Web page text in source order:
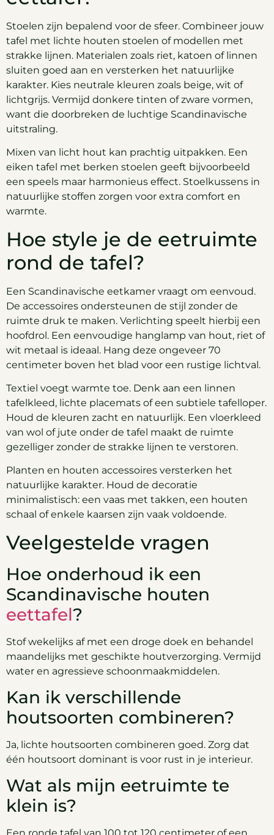
Stoelen zijn bepalend voor de sfeer. Combineer jouw
tafel met lichte houten stoelen of modellen met
strakke lijnen. Materialen zoals riet, katoen of linnen
sluiten goed aan en versterken het natuurlijke
karakter. Kies neutrale kleuren zoals beige, wit of
lichtgrijs. Vermijd donkere tinten of zware vormen,
want die doorbreken de luchtige Scandinavische
uitstraling.
Mixen van licht hout kan prachtig uitpakken. Een
eiken tafel met berken stoelen geeft bijvoorbeeld
een speels maar harmonieus effect. Stoelkussens in
natuurlijke stoffen zorgen voor extra comfort en
warmte.
Hoe style je de eetruimte
rond de tafel?
Een Scandinavische eetkamer vraagt om eenvoud.
De accessoires ondersteunen de stijl zonder de
ruimte druk te maken. Verlichting speelt hierbij een
hoofdrol. Een eenvoudige hanglamp van hout, riet of
wit metaal is ideaal. Hang deze ongeveer 70
centimeter boven het blad voor een rustige lichtval.
Textiel voegt warmte toe. Denk aan een linnen
tafelkleed, lichte placemats of een subtiele tafelloper.
Houd de kleuren zacht en natuurlijk. Een vloerkleed
van wol of jute onder de tafel maakt de ruimte
gezelliger zonder de strakke lijnen te verstoren.
Planten en houten accessoires versterken het
natuurlijke karakter. Houd de decoratie
minimalistisch: een vaas met takken, een houten
schaal of enkele kaarsen zijn vaak voldoende.
Veelgestelde vragen
Hoe onderhoud ik een
Scandinavische houten
eettafel?
Stof wekelijks af met een droge doek en behandel
maandelijks met geschikte houtverzorging. Vermijd
water en agressieve schoonmaakmiddelen.
Kan ik verschillende
houtsoorten combineren?
Ja, lichte houtsoorten combineren goed. Zorg dat
één houtsoort dominant is voor rust in je interieur.
Wat als mijn eetruimte te
klein is?